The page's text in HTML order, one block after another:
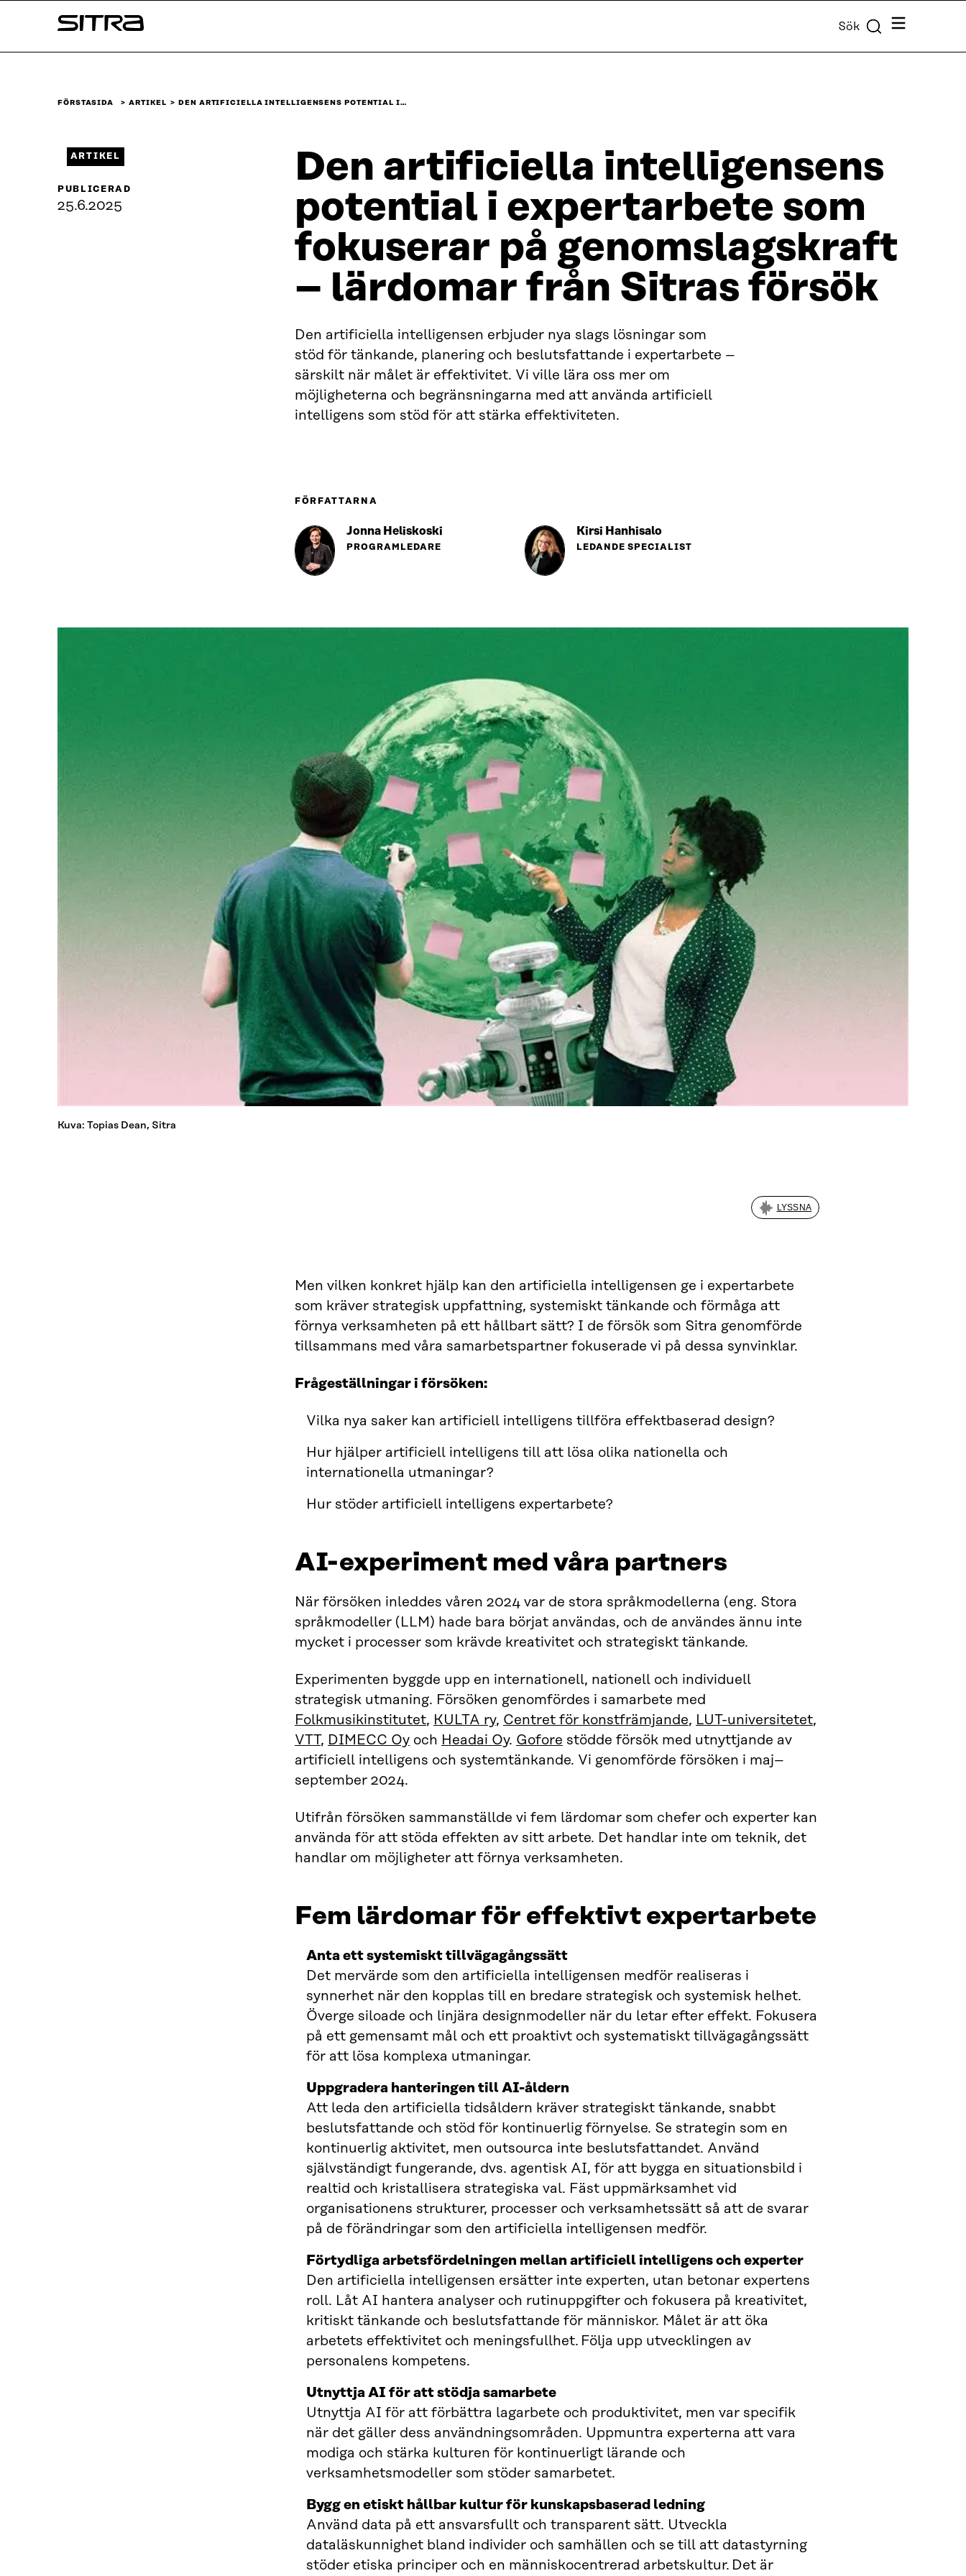
↓
Sitra Sök Meny
FÖRSTASIDA ARTIKEL DEN ARTIFICIELLA INTELLIGENSENS POTENTIAL I…
Den artificiella intelligensens
potential i expertarbete som
fokuserar på genomslagskraft
– lärdomar från Sitras försök
Den artificiella intelligensen erbjuder nya slags lösningar som
stöd för tänkande, planering och beslutsfattande i expertarbete –
särskilt när målet är effektivitet. Vi ville lära oss mer om
möjligheterna och begränsningarna med att använda artificiell
intelligens som stöd för att stärka effektiviteten.
ARTIKEL
PUBLICERAD
25.6.2025
FÖRFATTARNA
Jonna Heliskoski
PROGRAMLEDARE
Kirsi Hanhisalo
LEDANDE SPECIALIST
Kuva: Topias Dean, Sitra
LYSSNA
Men vilken konkret hjälp kan den artificiella intelligensen ge i expertarbete
som kräver strategisk uppfattning, systemiskt tänkande och förmåga att
förnya verksamheten på ett hållbart sätt? I de försök som Sitra genomförde
tillsammans med våra samarbetspartner fokuserade vi på dessa synvinklar.
Frågeställningar i försöken:
Vilka nya saker kan artificiell intelligens tillföra effektbaserad design?
Hur hjälper artificiell intelligens till att lösa olika nationella och
internationella utmaningar?
Hur stöder artificiell intelligens expertarbete?
AI-experiment med våra partners
När försöken inleddes våren 2024 var de stora språkmodellerna (eng. Stora
språkmodeller (LLM) hade bara börjat användas, och de användes ännu inte
mycket i processer som krävde kreativitet och strategiskt tänkande.
Experimenten byggde upp en internationell, nationell och individuell
strategisk utmaning. Försöken genomfördes i samarbete med
Folkmusikinstitutet, KULTA ry, Centret för konstfrämjande, LUT-universitetet,
VTT, DIMECC Oy och Headai Oy. Gofore stödde försök med utnyttjande av
artificiell intelligens och systemtänkande. Vi genomförde försöken i maj–
september 2024.
Utifrån försöken sammanställde vi fem lärdomar som chefer och experter kan
använda för att stöda effekten av sitt arbete. Det handlar inte om teknik, det
handlar om möjligheter att förnya verksamheten.
Fem lärdomar för effektivt expertarbete
Anta ett systemiskt tillvägagångssätt
Det mervärde som den artificiella intelligensen medför realiseras i
synnerhet när den kopplas till en bredare strategisk och systemisk helhet.
Överge siloade och linjära designmodeller när du letar efter effekt. Fokusera
på ett gemensamt mål och ett proaktivt och systematiskt tillvägagångssätt
för att lösa komplexa utmaningar.
Uppgradera hanteringen till AI-åldern
Att leda den artificiella tidsåldern kräver strategiskt tänkande, snabbt
beslutsfattande och stöd för kontinuerlig förnyelse. Se strategin som en
kontinuerlig aktivitet, men outsourca inte beslutsfattandet. Använd
självständigt fungerande, dvs. agentisk AI, för att bygga en situationsbild i
realtid och kristallisera strategiska val. Fäst uppmärksamhet vid
organisationens strukturer, processer och verksamhetssätt så att de svarar
på de förändringar som den artificiella intelligensen medför.
Förtydliga arbetsfördelningen mellan artificiell intelligens och experter
Den artificiella intelligensen ersätter inte experten, utan betonar expertens
roll. Låt AI hantera analyser och rutinuppgifter och fokusera på kreativitet,
kritiskt tänkande och beslutsfattande för människor. Målet är att öka
arbetets effektivitet och meningsfullhet. Följa upp utvecklingen av
personalens kompetens.
Utnyttja AI för att stödja samarbete
Utnyttja AI för att förbättra lagarbete och produktivitet, men var specifik
när det gäller dess användningsområden. Uppmuntra experterna att vara
modiga och stärka kulturen för kontinuerligt lärande och
verksamhetsmodeller som stöder samarbetet.
Bygg en etiskt hållbar kultur för kunskapsbaserad ledning
Använd data på ett ansvarsfullt och transparent sätt. Utveckla
dataläskunnighet bland individer och samhällen och se till att datastyrning
stöder etiska principer och en människocentrerad arbetskultur. Det är